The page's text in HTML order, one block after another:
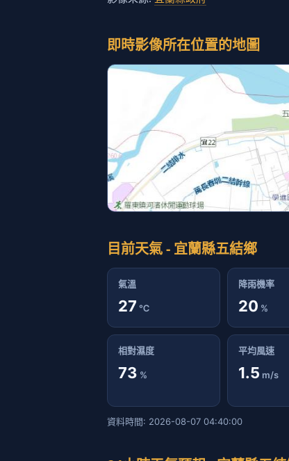
即時影像所在位置的地圖
目前天氣 - 宜蘭縣五結鄉
氣溫
27 ℃
降雨機率
20 %
相對濕度
73 %
平均風速
1.5 m/s
資料時間: 2026-08-07 04:40:00